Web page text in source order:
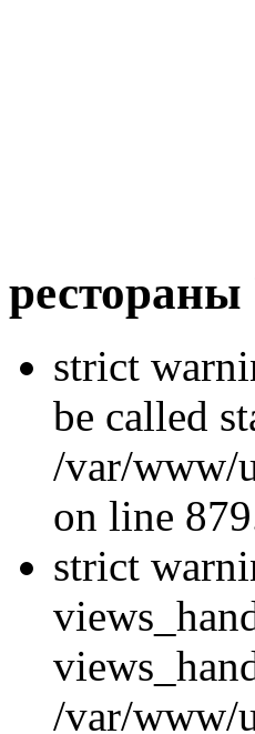
strict
be called
/var/www/
on line
strict
/var/www/